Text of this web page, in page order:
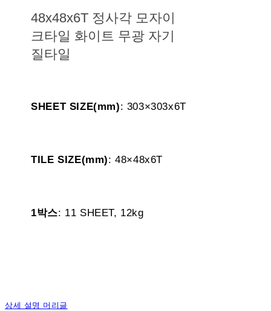
48x48x6T 정사각 모자이
크타일 화이트 무광 자기
질타일
SHEET SIZE(mm): 303×303x6T
TILE SIZE(mm): 48×48x6T
1박스: 11 SHEET, 12kg
상세 설명 머리글